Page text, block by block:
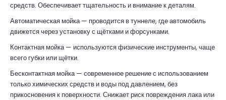
средств. Обеспечивает тщательность и внимание к деталям.
Автоматическая мойка — проводится в туннеле, где автомобиль
движется через установку с щётками и форсунками.
Контактная мойка — используются физические инструменты, чаще
всего губки или щётки.
Бесконтактная мойка — современное решение с использованием
только химических средств и воды под давлением, без
прикосновения к поверхности. Снижает риск повреждения лака или